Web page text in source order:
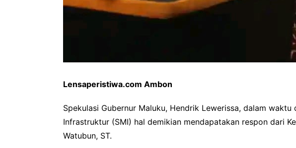
Lensaperistiwa.com Ambon
Spekulasi Gubernur Maluku, Hendrik Lewerissa, dalam
Infrastruktur (SMI) hal demikian mendapatakan respon dari
Watubun, ST.